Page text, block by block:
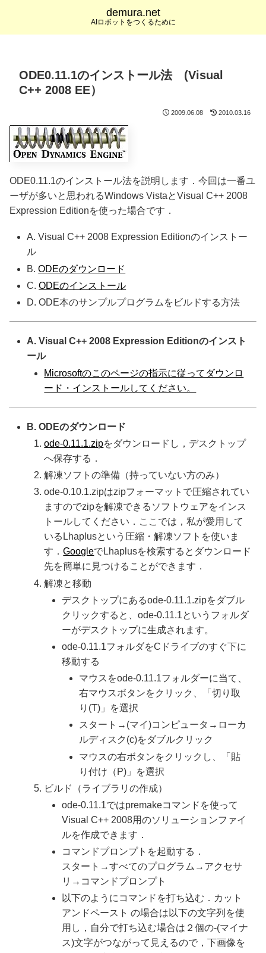
demura.net
AIロボットをつくるために
ODE0.11.1のインストール法 (Visual
C++ 2008 EE）
2009.06.08 2010.03.16
ODE0.11.1のインストール法を説明します．今回は一番ユ
ーザが多いと思われるWindows VistaとVisual C++ 2008
Expression Editionを使った場合です．
A. Visual C++ 2008 Expression Editionのインストー
ル
B.ODEのダウンロード
C.ODEのインストール
D. ODE本のサンプルプログラムをビルドする方法
A. Visual C++ 2008 Expression Editionのインスト
ール
Microsoftのこのページの指示に従ってダウンロ
ード・インストールしてください。
B. ODEのダウンロード
ode-0.11.1.zipをダウンロードし，デスクトップ
へ保存する．
解凍ソフトの準備（持っていない方のみ）
ode-0.10.1.zipはzipフォーマットで圧縮されてい
ますのでzipを解凍できるソフトウェアをインス
トールしてください．ここでは，私が愛用して
いるLhaplusという圧縮・解凍ソフトを使いま
す．GoogleでLhaplusを検索するとダウンロード
先を簡単に見つけることができます．
解凍と移動
デスクトップにあるode-0.11.1.zipをダブル
クリックすると、ode-0.11.1というフォルダ
ーがデスクトップに生成されます。
ode-0.11.1フォルダをCドライブのすぐ下に
移動する
マウスをode-0.11.1フォルダーに当て、
右マウスボタンをクリック、「切り取
り(T)」を選択
スタート→(マイ)コンピュータ→ローカ
ルディスク(c)をダブルクリック
マウスの右ボタンをクリックし、「貼
り付け（P)」を選択
ビルド（ライブラリの作成）
ode-0.11.1ではpremakeコマンドを使って
Visual C++ 2008用のソリューションファイ
ルを作成できます．
コマンドプロンプトを起動する．
スタート→すべてのプログラム→アクセサ
リ→コマンドプロンプト
以下のようにコマンドを打ち込む．カット
アンドペースト の場合は以下の文字列を使
用し，自分で打ち込む場合は２個の-(マイナ
ス)文字がつながって見えるので，下画像を